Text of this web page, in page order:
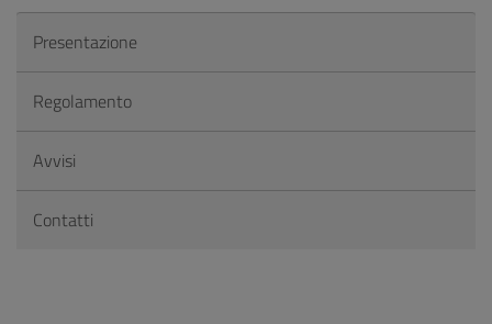
Presentazione
Regolamento
Avvisi
Contatti